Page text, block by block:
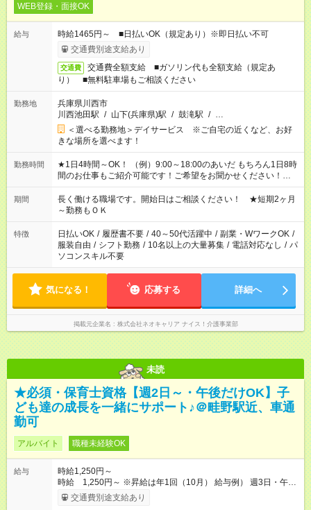
WEB登録・面接OK
給与
時給1465円～ ■日払いOK（規定あり）※即日払い不可
交通費別途支給あり
交通費
交通費全額支給 ■ガソリン代も全額支給（規定あ
り） ■無料駐車場もご相談ください
勤務地
兵庫県川西市
川西池田駅 / 山下(兵庫県)駅 / 鼓滝駅 / …
＜選べる勤務地＞デイサービス ※ご自宅の近くなど、お好
きな場所を選べます！
勤務時間
★1日4時間～OK！ （例）9:00～18:00のあいだ もちろん1日8時
間のお仕事もご紹介可能です！ご希望をお聞かせください！★家
庭の都合でお休みが必要な場合も遠慮なくご相談ください。 ※
週最低15時間以上の勤務が必要です
期間
長く働ける職場です。開始日はご相談ください！ ★短期2ヶ月
～勤務もＯＫ
特徴 日払いOK / 履歴書不要 / 40～50代活躍中 / 副業・WワークOK /
服装自由 / シフト勤務 / 10名以上の大量募集 / 電話対応なし / パ
ソコンスキル不要
気になる！ 応募する 詳細へ
掲載元企業名 株式会社ネオキャリア ナイス！介護事業部
未読
★必須・保育士資格【週2日～・午後だけOK】子
ども達の成長を一緒にサポート♪＠畦野駅近、車通
勤可
アルバイト 職種未経験OK
給与
時給1,250円～
時給 1,250円～ ※昇給は年1回（10月） 給与例） 週3日・午後
3時間勤務で月約4万5千円 週4日・午後4時間勤務で
月約8万円など 扶養枠の調整も可能です。 【試用期間】試用期
交通費別途支給あり